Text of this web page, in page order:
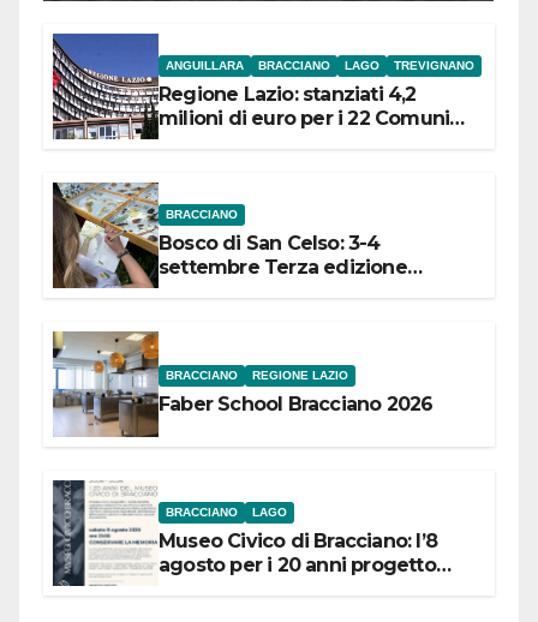
ANGUILLARA BRACCIANO LAGO TREVIGNANO
Regione Lazio: stanziati 4,2
milioni di euro per i 22 Comuni
BRACCIANO
Bosco di San Celso: 3-4
settembre Terza edizione
BRACCIANO REGIONE LAZIO
Faber School Bracciano 2026
BRACCIANO LAGO
Museo Civico di Bracciano: l’8
agosto per i 20 anni progetto